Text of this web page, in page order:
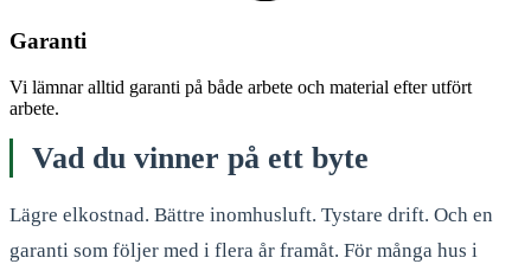
Garanti
Vi lämnar alltid garanti på både arbete och material efter utfört
arbete.
Vad du vinner på ett byte
Lägre elkostnad. Bättre inomhusluft. Tystare drift. Och en
garanti som följer med i flera år framåt. För många hus i